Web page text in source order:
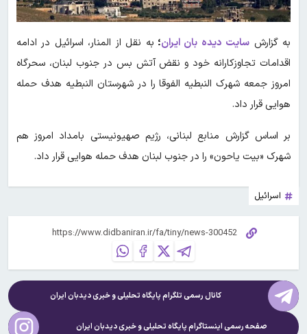
به گزارش سایت دیده بان ایران؛ به نقل از المنار،‌ اسرائیل در ادامه
اقدامات تجاوزکارانه خود و نقض آتش بس در جنوب لبنان، سحرگاه
امروز جمعه شهرک النبطیه الفوقا را در شهرستان النبطیه هدف حمله
هوایی قرار داد.
بر اساس گزارش منابع لبنانی، رژیم صهیونیستی بامداد امروز هم
شهرک «بیت یاحون» را در جنوب لبنان هدف حمله هوایی قرار داد.
اسرائیل
کانال رسمی تلگرام پایگاه تحلیلی و خبریدیدبان ایران
صفحه رسمی اینستاگرام پایگاه تحلیلی و خبریدیدبان ایران